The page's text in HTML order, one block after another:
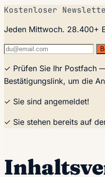
Kostenloser
Jeden Mittwoch. 28.400+
✓ Prüfen Sie Ihr Postfach
Bestätigungslink, um die
✓ Sie sind angemeldet!
✓ Sie stehen bereits auf